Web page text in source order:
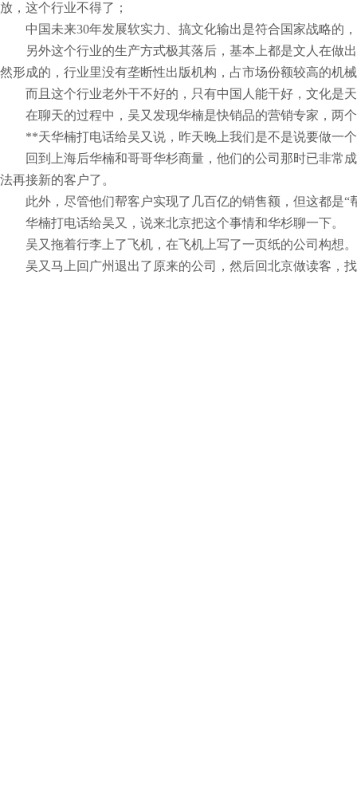
放，这个行业不得了；
中国未来30年发展软实力、搞文化输出是符合国家战略的
另外这个行业的生产方式极其落后，基本上都是文人在做出
然形成的，行业里没有垄断性出版机构，占市场份额较高的机
而且这个行业老外干不好的，只有中国人能干好，文化是
在聊天的过程中，吴又发现华楠是快销品的营销专家，两
**天华楠打电话给吴又说，昨天晚上我们是不是说要做一
回到上海后华楠和哥哥华杉商量，他们的公司那时已非常
法再接新的客户了。
此外，尽管他们帮客户实现了几百亿的销售额，但这都是“
华楠打电话给吴又，说来北京把这个事情和华杉聊一下。
吴又拖着行李上了飞机，在飞机上写了一页纸的公司构想
吴又马上回广州退出了原来的公司，然后回北京做读客，